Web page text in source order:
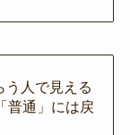
う人で見える
普通」には戻